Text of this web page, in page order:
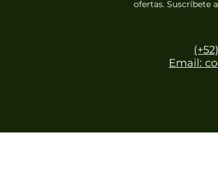
ofertas. Suscríbete
Email: